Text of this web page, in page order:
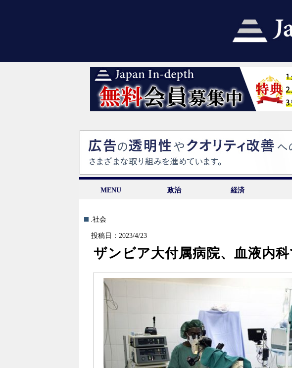
MENU 政治 経済
.社会
投稿日：2023/4/23
ザンビア大付属病院、血液内